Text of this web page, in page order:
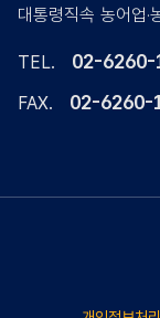
대통령직속 농어업·
TEL. 02-6260-
FAX. 02-6260-